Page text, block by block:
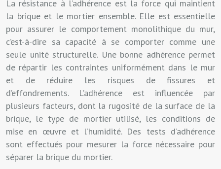
La résistance à l’adhérence est la force qui maintient
la brique et le mortier ensemble. Elle est essentielle
pour assurer le comportement monolithique du mur,
c’est-à-dire sa capacité à se comporter comme une
seule unité structurelle. Une bonne adhérence permet
de répartir les contraintes uniformément dans le mur
et de réduire les risques de fissures et
d’effondrements. L’adhérence est influencée par
plusieurs facteurs, dont la rugosité de la surface de la
brique, le type de mortier utilisé, les conditions de
mise en œuvre et l’humidité. Des tests d’adhérence
sont effectués pour mesurer la force nécessaire pour
séparer la brique du mortier.